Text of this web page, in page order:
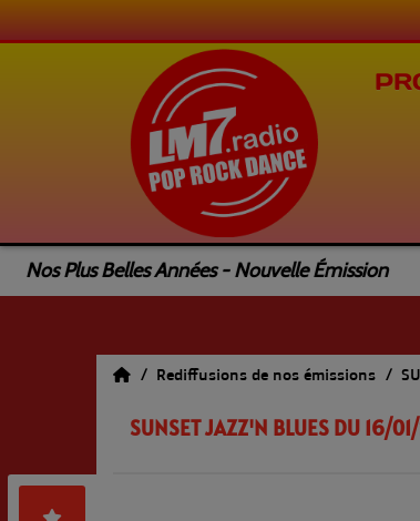
Plus Belles Années - Nouvelle Émission
Rediffusions de nos émissions
SUNSET JAZZ'N BLUES DU 16/